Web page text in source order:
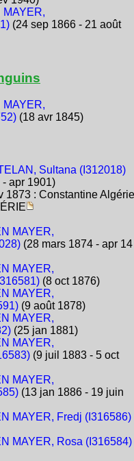
MAYER,
(24 sep 1866 - 21 août
MAYER,
(18 avr 1845)
Sultana (I312018)
apr 1901)
1873 : Constantine Algérie
MAYER,
(28 mars 1874 - apr 14
MAYER,
(8 oct 1876)
MAYER,
(9 août 1878)
MAYER,
(25 jan 1881)
MAYER,
(9 juil 1883 - 5 oct
MAYER,
(13 jan 1886 - 19 juin
MAYER, Fredj (I316586)
MAYER, Rosa (I316584)